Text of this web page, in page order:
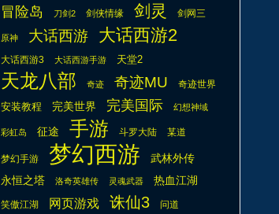
冒险岛 刀剑2 剑侠情缘 剑灵 剑网三
原神 大话西游 大话西游2
大话西游3 大话西游手游 天堂2
天龙八部 奇迹 奇迹MU 奇迹世界
安装教程 完美世界 完美国际 幻想神域
彩虹岛 征途 手游 斗罗大陆 某道
梦幻手游 梦幻西游
武林外传
永恒之塔
洛奇英雄传 灵魂武器 热血江湖
笑傲江湖 网页游戏 诛仙3 问道